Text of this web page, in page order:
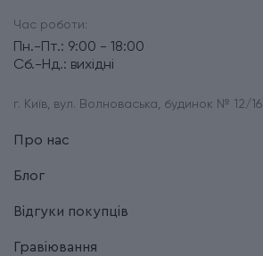
Час роботи:
Пн.-Пт.: 9:00 - 18:00
Сб.-Нд.: вихідні
г. Київ, вул. Волноваська, будинок № 12/16
Про нас
Блог
Відгуки покупців
Гравіювання